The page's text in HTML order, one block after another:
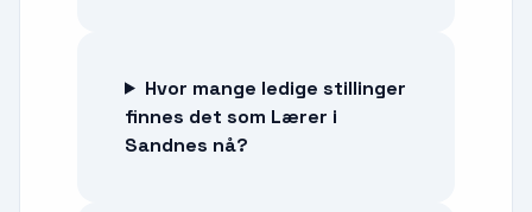
Hvor mange ledige stillinger
finnes det som Lærer i
Sandnes nå?